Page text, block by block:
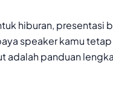
hiburan, presentasi
speaker kamu
adalah panduan